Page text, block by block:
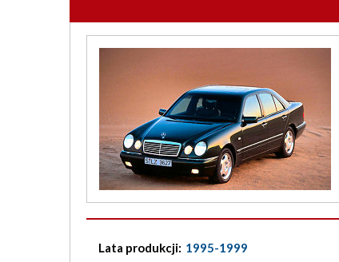
Lata produkcji: 1995-1999